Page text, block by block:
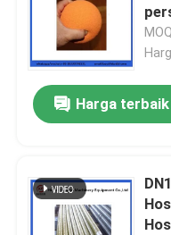
Harga terbaik